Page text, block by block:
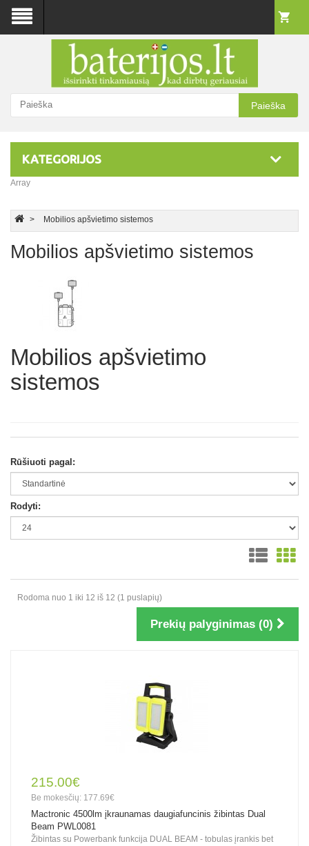
Paieška
KATEGORIJOS
Array
Mobilios apšvietimo sistemos
Mobilios apšvietimo sistemos
Mobilios apšvietimo
sistemos
Rūšiuoti pagal:
Rodyti:
Rodoma nuo 1 iki 12 iš 12 (1 puslapių)
Prekių palyginimas (0)
215.00€
Be mokesčių: 177.69€
Mactronic 4500lm įkraunamas daugiafuncinis žibintas Dual
Beam PWL0081
Žibintas su Powerbank funkcija DUAL BEAM - tobulas įrankis bet